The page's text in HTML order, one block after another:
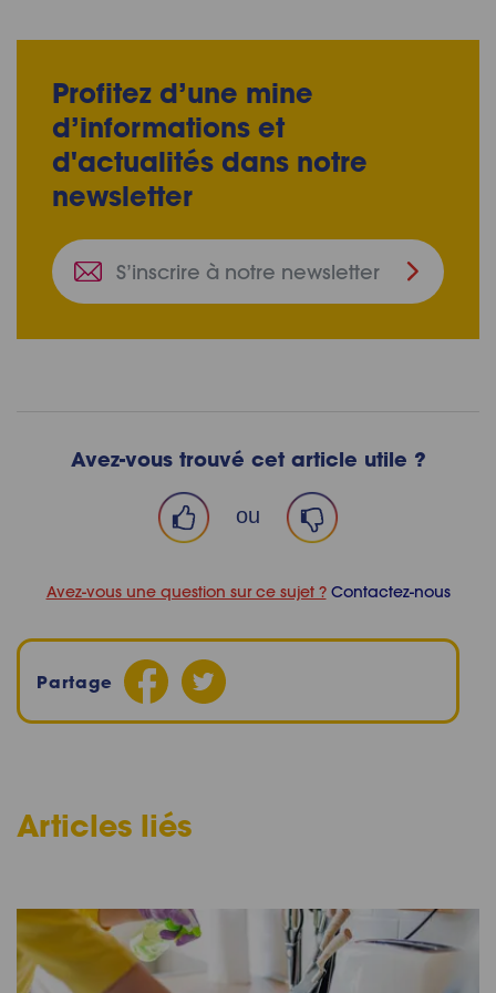
Profitez d’une mine
d’informations et
d'actualités dans notre
newsletter
S’inscrire
à
Avez-vous trouvé cet article utile ?
ou
Avez-vous une question sur ce sujet ?Contactez-nous
Partage
Articles liés